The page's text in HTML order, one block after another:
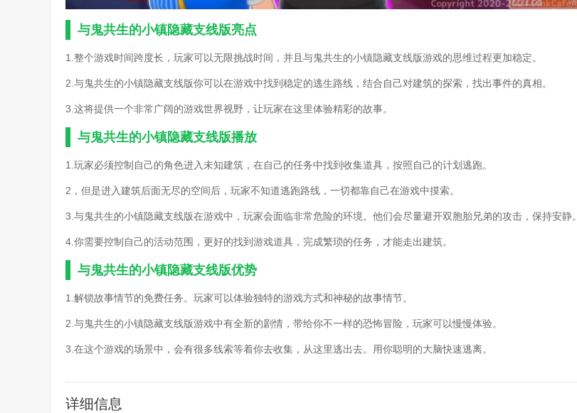
片)
隐藏我的游戏机攻略大全(隐藏游戏电脑)
勇者斗恶龙11向往地上支线任务(勇者斗恶龙11支线任务攻略)
诛仙手游钗头凤隐藏流程攻略(诛仙钗头凤隐藏任务流程)
诛仙手游隐藏任务攻略昼夜彼端(手游诛仙攻略隐藏任务)
阿玛迪斯战记攻略及隐藏物品(重装机兵隐藏物品及详细攻略)
单机三国支线任务攻略(单机我的三国攻略)
全)
失落的方舟智慧岛(失落的方舟智慧岛隐藏任务)
完美世界手游剑阵隐藏任务攻略(完美世界手游诸天剑阵隐藏怎么做)
完美世界手游生气隐藏任务攻略(完美世界手游隐藏任务)
隐藏我的游戏媽媽攻略(隐藏我的游戏攻略大全)
诛仙手游钗头凤隐藏流程攻略(诛仙手游凤头钗隐藏任务攻略)
诛仙手游环任务攻略(新诛仙手游隐藏任务小环)
诛仙手游隐藏任务攻略昼夜彼端(诛仙手游的隐藏任务昼夜彼端)
与鬼共生的小镇隐藏支线版亮点
1.整个游戏时间跨度长，玩家可以无限挑战时间，并且与鬼共生的小镇隐藏支线版游戏的思维过程更加稳定。
2.与鬼共生的小镇隐藏支线版你可以在游戏中找到稳定的逃生路线，结合自己对建筑的探索，找出事件的真相。
3.这将提供一个非常广阔的游戏世界视野，让玩家在这里体验精彩的故事。
与鬼共生的小镇隐藏支线版播放
1.玩家必须控制自己的角色进入未知建筑，在自己的任务中找到收集道具，按照自己的计划逃跑。
2，但是进入建筑后面无尽的空间后，玩家不知道逃跑路线，一切都靠自己在游戏中摸索。
3.与鬼共生的小镇隐藏支线版在游戏中，玩家会面临非常危险的环境。他们会尽量避开双胞胎兄弟的攻击，保持安静。
4.你需要控制自己的活动范围，更好的找到游戏道具，完成繁琐的任务，才能走出建筑。
与鬼共生的小镇隐藏支线版优势
1.解锁故事情节的免费任务。玩家可以体验独特的游戏方式和神秘的故事情节。
2.与鬼共生的小镇隐藏支线版游戏中有全新的剧情，带给你不一样的恐怖冒险，玩家可以慢慢体验。
3.在这个游戏的场景中，会有很多线索等着你去收集，从这里逃出去。用你聪明的大脑快速逃离。
详细信息